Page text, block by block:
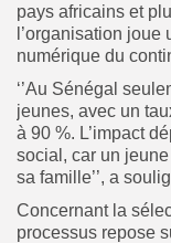
pays africains et
l’organisation
numérique du
‘’Au Sénégal
jeunes, avec un
à 90 %. L’impact
social, car un
sa famille’’, a
Concernant la
processus repose